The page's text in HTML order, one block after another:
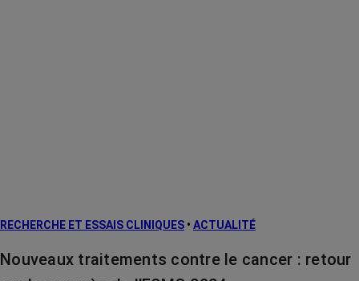
RECHERCHE ET ESSAIS CLINIQUES • ACTUALITÉ
Nouveaux traitements contre le cancer : retour